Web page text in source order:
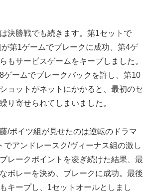
決勝戦でも続きます。第1セットで
第1ゲームでブレークに成功、第4ゲ
もサービスゲームをキープしました。
ゲームでブレークバックを許し、第10
ョットがネットにかかると、最初のセ
り寄せられてしまいました。
/ポイツ組が見せたのは逆転のドラマ
でアンドレースク/ヴィーナス組の激し
レークポイントを凌ぎ続けた結果、最
ボレーを決め、ブレークに成功。最後
キープし、1セットオールとしまし